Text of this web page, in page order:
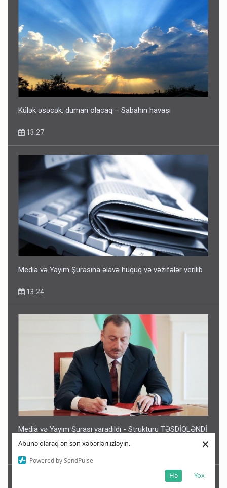
Abunə olaraq ən son xəbərləri izləyin.
Powered by SendPulse
Yox
Hə
×
Külək əsəcək, duman olacaq – Sabahın havası
13:27
Media və Yayım Şurasına əlavə hüquq və vəzifələr verilib
13:24
Media və Yayım Şurası yaradıldı - Strukturu TƏSDİQLƏNDİ